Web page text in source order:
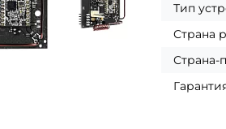
Тип
Страна
Страна-